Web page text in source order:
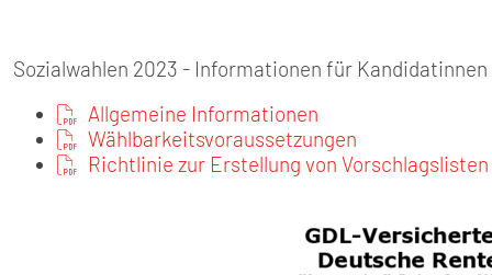
Sozialwahlen 2023 - Informationen für
Allgemeine Informationen
Wählbarkeitsvoraussetzungen
Richtlinie zur Erstellung von Vorschlagslisten